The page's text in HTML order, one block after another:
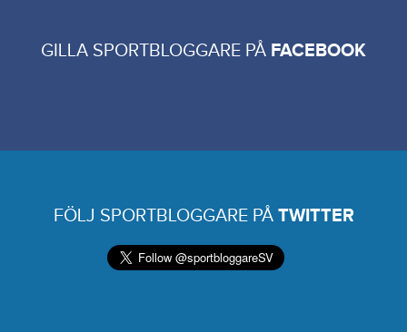
GILLA SPORTBLOGGARE PÅ FACEBOOK
FÖLJ SPORTBLOGGARE PÅ TWITTER